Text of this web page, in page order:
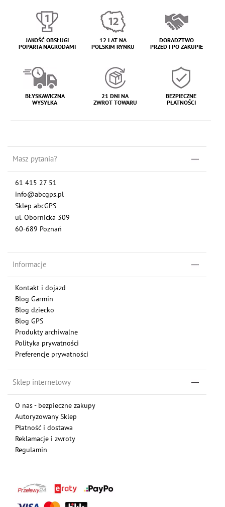
JAKOŚĆ OBSŁUGI
POPARTA NAGRODAMI
12 LAT NA
POLSKIM RYNKU
DORADZTWO
PRZED I PO ZAKUPIE
BŁYSKAWICZNA
WYSYŁKA
21 DNI NA
ZWROT TOWARU
BEZPIECZNE
PŁATNOŚCI
Masz pytania?
61 415 27 51
info@abcgps.pl
Sklep abcGPS
ul. Obornicka 309
60-689 Poznań
Informacje
Kontakt i dojazd
Blog Garmin
Blog dziecko
Blog GPS
Produkty archiwalne
Polityka prywatności
Preferencje prywatności
Sklep internetowy
O nas - bezpieczne zakupy
Autoryzowany Sklep
Płatność i dostawa
Reklamacje i zwroty
Regulamin